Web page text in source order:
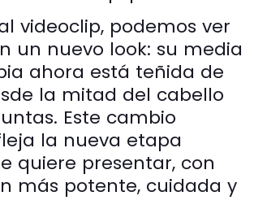
videoclip, podemos ver
un nuevo look: su media
ahora está teñida de
la mitad del cabello
Este cambio
la nueva etapa
quiere presentar, con
más potente, cuidada y